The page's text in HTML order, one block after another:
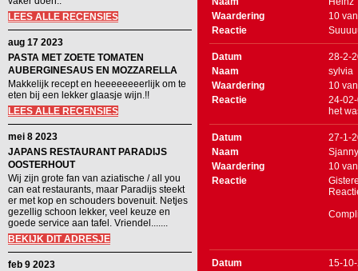
LEES ALLE RECENSIES
aug 17 2023
PASTA MET ZOETE TOMATEN
AUBERGINESAUS EN MOZZARELLA
Makkelijk recept en heeeeeeeerlijk om te
eten bij een lekker glaasje wijn.!!
LEES ALLE RECENSIES
mei 8 2023
JAPANS RESTAURANT PARADIJS
OOSTERHOUT
Wij zijn grote fan van aziatische / all you
can eat restaurants, maar Paradijs steekt
er met kop en schouders bovenuit. Netjes
gezellig schoon lekker, veel keuze en
goede service aan tafel. Vriendel.......
BEKIJK DIT ADRESJE
feb 9 2023
Waardering
10
Reactie
Datum
28-2-
Naam
sylvia
Waardering
10
Reactie
24-
het
Datum
27-1-
Naam
Sjanny
Waardering
10
Reactie
Datum
15-